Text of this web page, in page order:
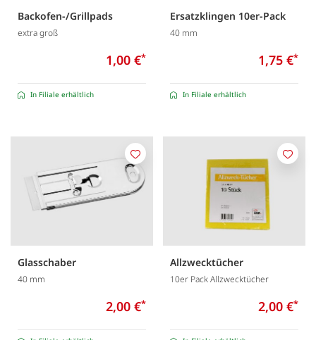
Backofen-/Grillpads
extra groß
1,00 €*
In Filiale erhältlich
Ersatzklingen 10er-Pack
40 mm
1,75 €*
In Filiale erhältlich
Glasschaber
40 mm
2,00 €*
Merken
Allzwecktücher
10er Pack Allzwecktücher
2,00 €*